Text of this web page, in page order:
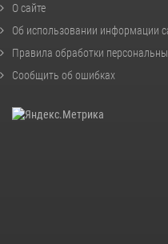
О сайте
Об использовании информации
Правила обработки
Сообщить об ошибках